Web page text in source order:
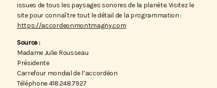
issues de tous les paysages sonores de la planète. Visitez le
site pour connaître tout le détail de la programmation :
https://accordeonmontmagny.com
Source :
Madame Julie Rousseau
Présidente
Carrefour mondial de l’accordéon
Téléphone 418.248.7927